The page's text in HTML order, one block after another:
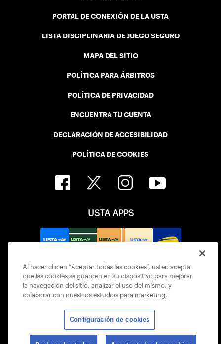
PORTAL DE CONEXIÓN DE LA USTA
LISTA DISCIPLINARIA DE JUEGO SEGURO
MAPA DEL SITIO
POLÍTICA PARA ÁRBITROS
POLÍTICA DE PRIVACIDAD
ENCUENTRA TU CUENTA
DECLARACIÓN DE ACCESIBILIDAD
POLÍTICA DE COOKIES
USTA APPS
© 2026 USTA ALL RIGHTS RESERVED
Al hacer clic en “Aceptar todas las cookies”, usted acepta
que las cookies se guarden en su dispositivo para mejorar
la navegación del sitio, analizar el uso del mismo, y
colaborar con nuestros estudios para marketing.
Configuración de cookies